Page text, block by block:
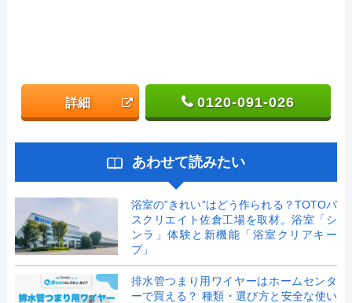
詳細 0120-091-026
あわせて読みたい
浴室の”きれい”はどう作られる？TOTOバ
スクリエイト佐倉工場を取材。浴室「シ
ンラ」体験と新機能「浴室クリアキー
プ」
排水管つまり用ワイヤーはホームセンタ
ーで買える？ 種類・選び方と安全な使い